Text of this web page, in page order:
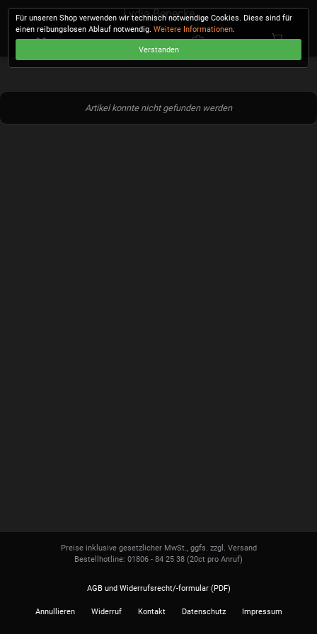
Lydia Benecke
Artikel konnte nicht gefunden werden
Für unseren Shop verwenden wir technisch notwendige Cookies. Diese sind für
einen reibungslosen Ablauf notwendig.Weitere Informationen.
Verstanden
Preise inklusive gesetzlicher MwSt., ggfs. zzgl. Versand
Bestellhotline: 01806 - 84 25 38 (20ct pro Anruf)
AGB und Widerrufsrecht/-formular (PDF)
Annullieren Widerruf Kontakt Datenschutz Impressum